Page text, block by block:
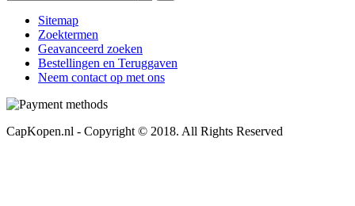
Sitemap
Zoektermen
Geavanceerd zoeken
Bestellingen en Teruggaven
Neem contact op met ons
CapKopen.nl - Copyright © 2018. All Rights Reserved